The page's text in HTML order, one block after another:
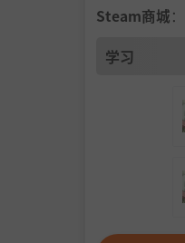
Steam商城：
学习